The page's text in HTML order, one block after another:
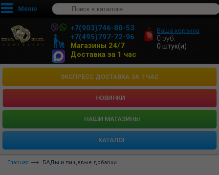
Меню
+7(903)746-80-53
+7(495)797-72-96
Магазины 24/7
Доставка за 1 час
Ваша корзина
0 руб.
0 штук(и)
ЭКСПРЕСС ДОСТАВКА ЗА 1 ЧАС
НОВИНКИ
HАШИ МАГАЗИНЫ
КАТАЛОГ
Главная БАДы и пищевые добавки